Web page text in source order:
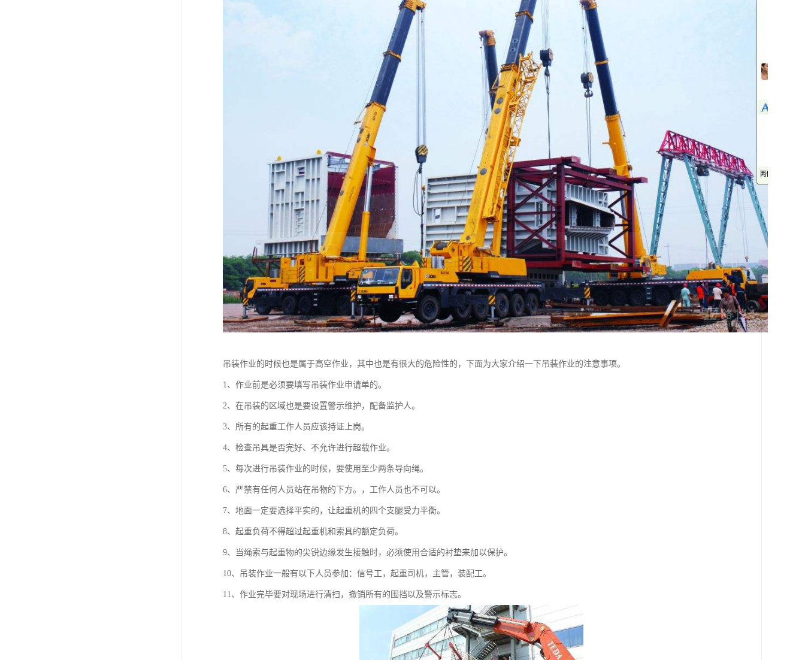
吊装作业的时候也是属于高空作业，其中也是有很大的危险性的，下面为大家介绍一下吊装作业的注意事项。
1、作业前是必须要填写吊装作业申请单的。
2、在吊装的区域也是要设置警示维护，配备监护人。
3、所有的起重工作人员应该持证上岗。
4、检查吊具是否完好、不允许进行超载作业。
5、每次进行吊装作业的时候，要使用至少两条导向绳。
6、严禁有任何人员站在吊物的下方。，工作人员也不可以。
7、地面一定要选择平实的，让起重机的四个支腿受力平衡。
8、起重负荷不得超过起重机和索具的额定负荷。
9、当绳索与起重物的尖锐边缘发生接触时，必须使用合适的衬垫来加以保护。
10、吊装作业一般有以下人员参加：信号工，起重司机，主管，装配工。
11、作业完毕要对现场进行清扫，撤销所有的围挡以及警示标志。